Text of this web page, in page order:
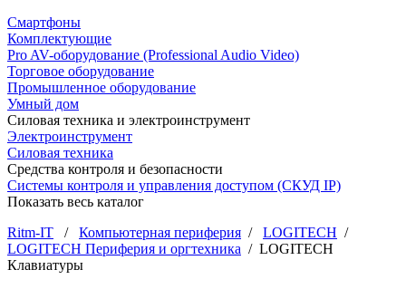
Смартфоны
Комплектующие
Pro AV-оборудование (Professional Audio Video)
Торговое оборудование
Промышленное оборудование
Умный дом
Силовая техника и электроинструмент
Электроинструмент
Силовая техника
Средства контроля и безопасности
Системы контроля и управления доступом (СКУД IP)
Показать весь каталог
Ritm-IT / Компьютерная периферия / LOGITECH /
LOGITECH Периферия и оргтехника / LOGITECH
Клавиатуры